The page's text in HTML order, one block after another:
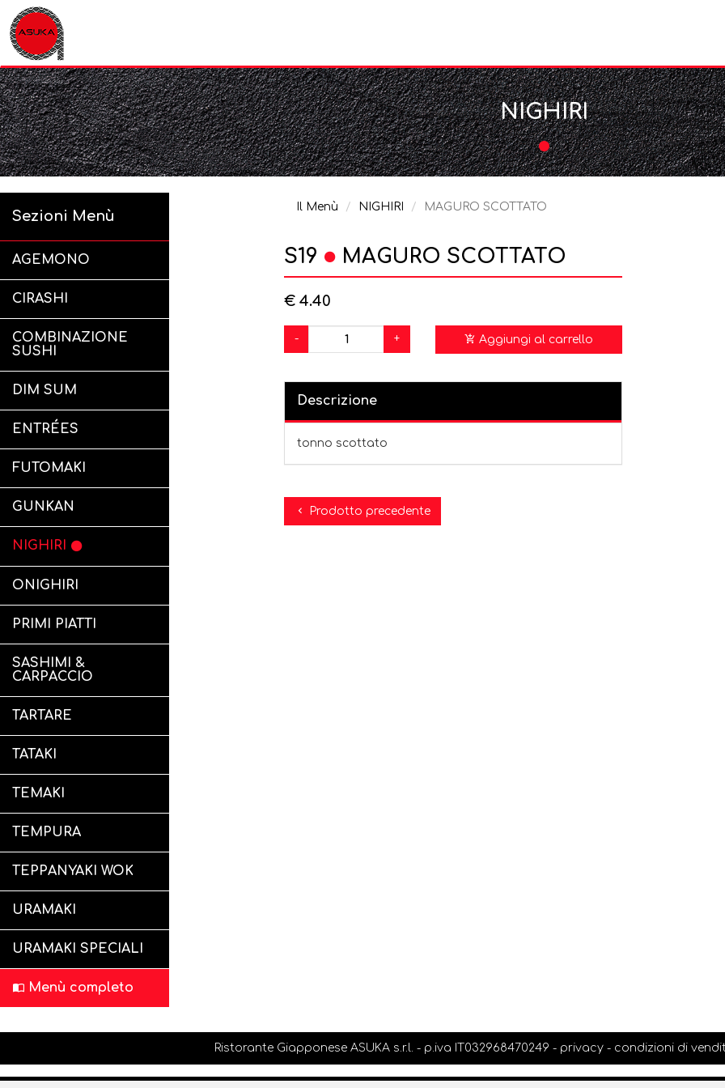
NIGHIRI
Sezioni Menù
AGEMONO
CIRASHI
COMBINAZIONE
SUSHI
DIM SUM
ENTRÉES
FUTOMAKI
GUNKAN
NIGHIRI
ONIGHIRI
PRIMI PIATTI
SASHIMI &
CARPACCIO
TARTARE
TATAKI
TEMAKI
TEMPURA
TEPPANYAKI WOK
URAMAKI
URAMAKI SPECIALI
Menù completo
Il Menù NIGHIRI MAGURO SCOTTATO
S19 MAGURO SCOTTATO
€ 4.40
- + Aggiungi al carrello
Descrizione
tonno scottato
Prodotto precedente
Ristorante Giapponese ASUKA s.r.l. - p.iva IT032968470249 - privacy - condizioni di